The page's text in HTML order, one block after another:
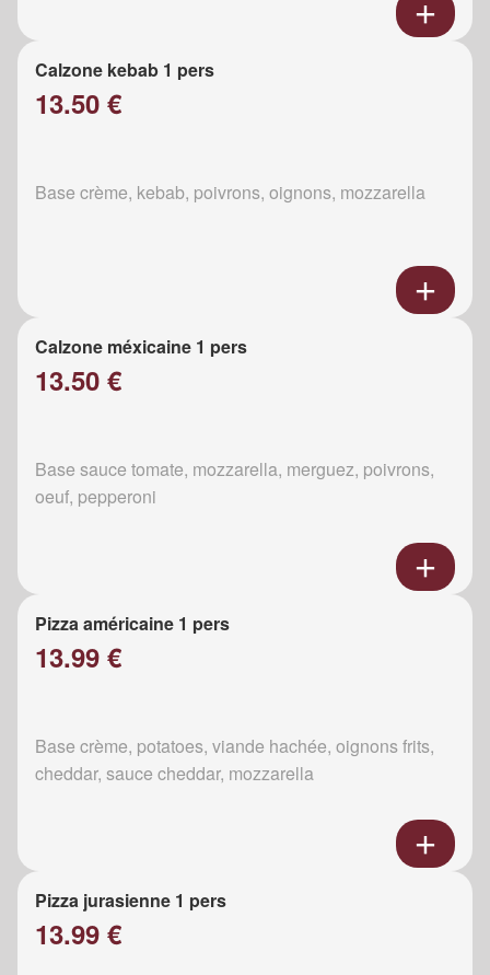
Calzone kebab 1 pers
13.50 €
Base crème, kebab, poivrons, oignons, mozzarella
Calzone méxicaine 1 pers
13.50 €
Base sauce tomate, mozzarella, merguez, poivrons,
oeuf, pepperoni
Pizza américaine 1 pers
13.99 €
Base crème, potatoes, viande hachée, oignons frits,
cheddar, sauce cheddar, mozzarella
Pizza jurasienne 1 pers
13.99 €